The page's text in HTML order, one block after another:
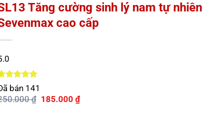
Tăng cường sinh lý nam tự nhiên
cao cấp
trên 5
trên
giá
bán 141
₫ Giá
185.000₫Giá